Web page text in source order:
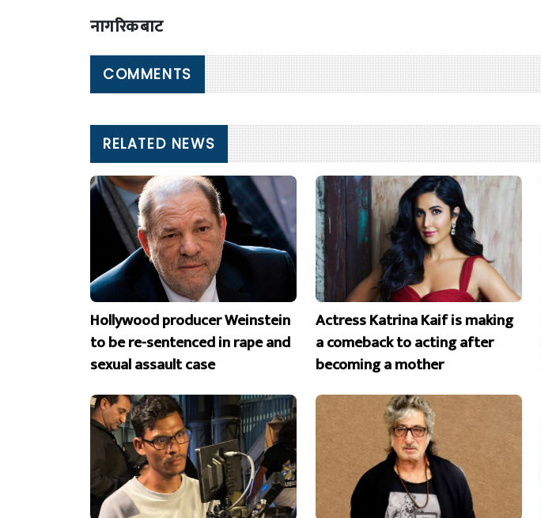
नागरिकबाट
COMMENTS
RELATED NEWS
Hollywood producer Weinstein
to be re-sentenced in rape and
sexual assault case
Actress Katrina Kaif is making
a comeback to acting after
becoming a mother